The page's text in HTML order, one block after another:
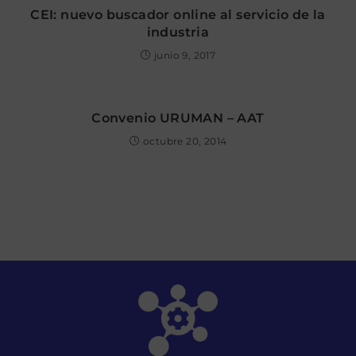
CEI: nuevo buscador online al servicio de la
industria
junio 9, 2017
Convenio URUMAN – AAT
octubre 20, 2014